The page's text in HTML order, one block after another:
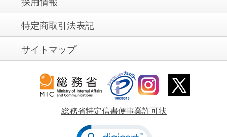
特定商取引法表記
サイトマップ
総務省特定信書便事業許可状